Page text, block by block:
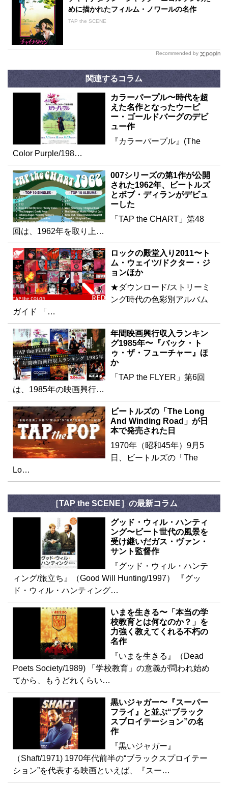
めに描かれたフィルム・ノワールの名作
TAP the SCENE
Recommended by
関連するコラム
カラーパープル〜時代を超
えた名作となったウーピ
ー・ゴールドバーグのデビ
ュー作
『カラーパープル』(The
Color Purple/198…
007シリーズの第1作が公開
された1962年、ビートルズ
とボブ・ディランがデビュ
ーした
「TAP the CHART」第48
回は、1962年を取り上…
ロックの殿堂入り2011〜ト
ム・ウェイツ/ドクター・ジ
ョンほか
★ダウンロード/ストリーミ
ング時代の色彩別アルバム
ガイド 「…
年間映画興行収入ランキン
グ1985年〜『バック・ト
ゥ・ザ・フューチャー』ほ
か
「TAP the FLYER」第6回
は、1985年の映画興行…
ビートルズの「The Long
And Winding Road」が日
本で発売された日
1970年（昭和45年）9月5
日、ビートルズの「The
Lo…
［TAP the SCENE］の最新コラム
グッド・ウィル・ハンティ
ング〜ビート世代の風景を
受け継いだガス・ヴァン・
サント監督作
『グッド・ウィル・ハンテ
ィング/旅立ち』（Good Will Hunting/1997） 『グッ
ド・ウィル・ハンティング…
いまを生きる〜「本当の学
校教育とは何なのか？」を
力強く教えてくれる不朽の
名作
『いまを生きる』（Dead
Poets Society/1989) 「学校教育」の意義が問われ始め
てから、もうどれくらい…
黒いジャガー〜『スーパー
フライ』と並ぶ“ブラック
スプロイテーション”の名
作
『黒いジャガー』
（Shaft/1971) 1970年代前半の“ブラックスプロイテー
ション”を代表する映画といえば、『スー…